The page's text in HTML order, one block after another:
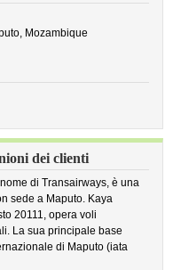
Mozambique
dei clienti
di Transairways, è una
sede a Maputo. Kaya
20111, opera voli
La sua principale base
di Maputo (iata